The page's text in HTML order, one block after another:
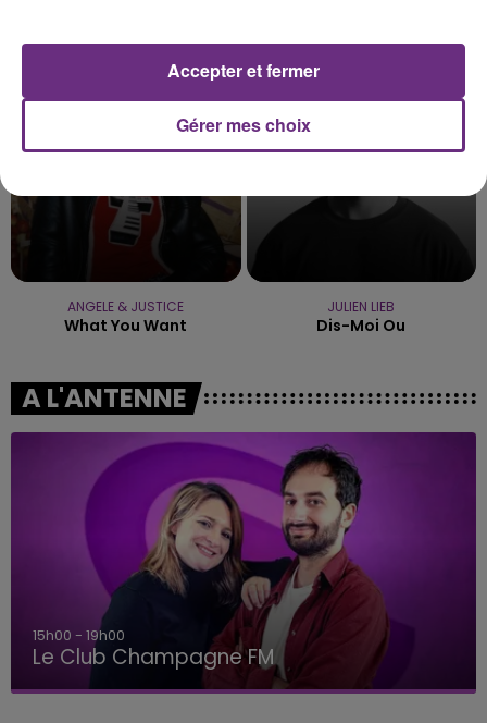
ANGELE & JUSTICE
What You Want
7h48
7h48
JULIEN LIEB
Dis-Moi Ou
A L'ANTENNE
15h00 - 19h00
Le Club Champagne FM
Gérer mes choix
Accepter et fermer